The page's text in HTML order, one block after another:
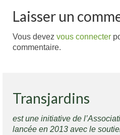
Laisser un
Vous devez vous connecter
commentaire.
Transjardins
est une initiative de
lancée en 2013 avec le